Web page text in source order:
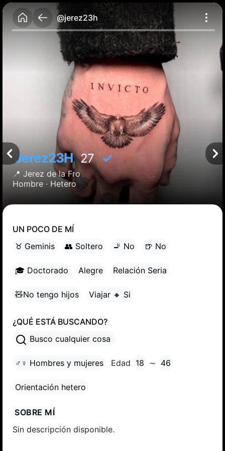
@jerez23h
Jerez23H27✓
📍 Jerez de la Fro
Hombre · Hetero
UN POCO DE MÍ
♉ Geminis
👥 Soltero 🚬 No 🍺 No
🎓 Doctorado Alegre Relación Seria
🧸No tengo hijos Viajar 🔸 Si
¿QUÉ ESTÁ BUSCANDO?
Busco cualquier cosa
♂♀ Hombres y mujeres Edad 18 ∼ 46
Orientación hetero
SOBRE MÍ
Sin descripción disponible.